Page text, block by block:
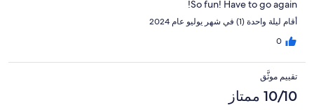
So fun! Have to go again!
أقام ليلة واحدة (1) في شهر يوليو عام 2024
0
تقييم موثَّق
10/10 ممتاز